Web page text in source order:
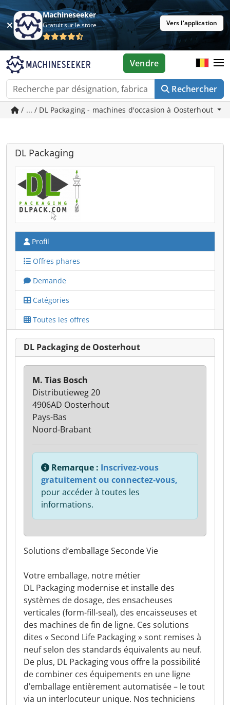
Machineseeker
Gratuit sur le store Vers l'application
Rechercher
Vendre
/ ... / DL Packaging - machines d'occasion à Oosterhout
DL Packaging
Profil
Offres phares
Demande
Catégories
Toutes les offres
DL Packaging de Oosterhout
Solutions d’emballage Seconde Vie
Votre emballage, notre métier
DL Packaging modernise et installe des
systèmes de dosage, des ensacheuses
verticales (form-fill-seal), des encaisseuses et
des machines de fin de ligne. Ces solutions
dites « Second Life Packaging » sont remises à
neuf selon des standards équivalents au neuf.
De plus, DL Packaging vous offre la possibilité
de combiner ces équipements en une ligne
d’emballage entièrement automatisée – le tout
via un interlocuteur unique. Nos techniciens
M. Tias Bosch
Distributieweg 20
4906AD Oosterhout
Pays-Bas
Noord-Brabant
Remarque : Inscrivez-vous
gratuitement ou connectez-vous,
pour accéder à toutes les
informations.